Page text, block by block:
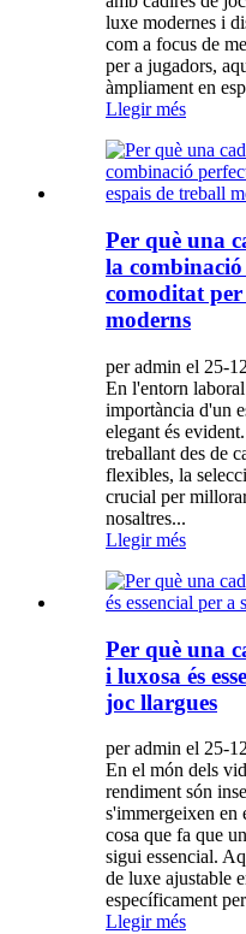
luxe modernes i
com a focus de
per a jugadors,
àmpliament en
Llegir més
Per què una
la
comoditat per
moderns
per admin el 25-
En l'entorn
importància d'un
elegant és
treballant des de
flexibles, la
crucial per
nosaltres...
Llegir més
Per què una
i luxosa és
joc llargues
per admin el 25-
En el món dels
rendiment són
s'immergeixen en
cosa que fa que
sigui essencial.
de luxe ajustable
específicament
Llegir més